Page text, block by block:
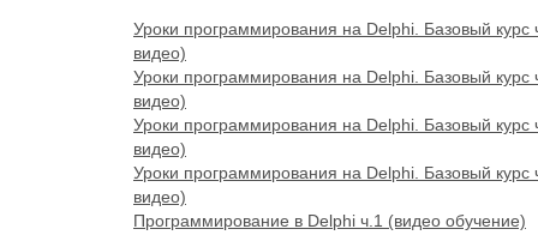
Уроки программирования на Delphi. Базовый курс
видео)
Уроки программирования на Delphi. Базовый курс
видео)
Уроки программирования на Delphi. Базовый курс
видео)
Уроки программирования на Delphi. Базовый курс
видео)
Программирование в Delphi ч.1 (видео обучение)